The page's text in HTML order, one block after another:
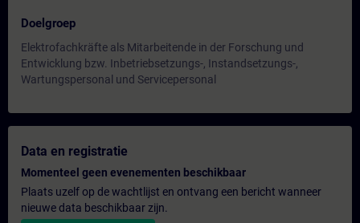
Doelgroep
Elektrofachkräfte als Mitarbeitende in der Forschung und
Entwicklung bzw. Inbetriebsetzungs-, Instandsetzungs-,
Wartungspersonal und Servicepersonal
Data en registratie
Momenteel geen evenementen beschikbaar
Plaats uzelf op de wachtlijst en ontvang een bericht wanneer
nieuwe data beschikbaar zijn.